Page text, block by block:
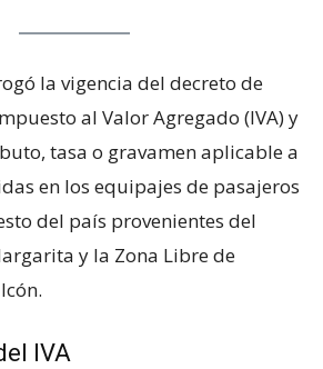
la vigencia del decreto de
al Valor Agregado (IVA) y
tasa o gravamen aplicable a
en los equipajes de pasajeros
del país provenientes del
y la Zona Libre de
IVA